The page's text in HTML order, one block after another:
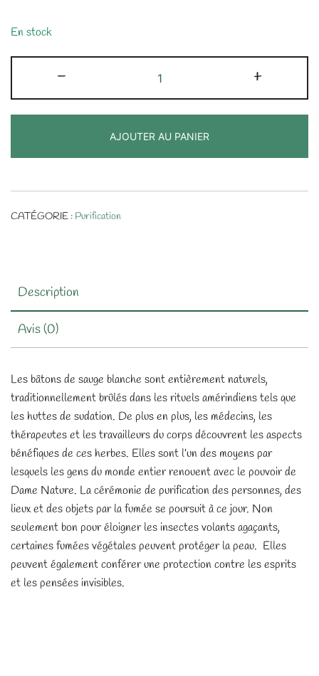
En stock
-
de
Sauge
de
Californie
+
AJOUTER AU PANIER
CATÉGORIE : Purification
Description
Avis (0)
Les bâtons de sauge blanche sont entièrement naturels,
traditionnellement brûlés dans les rituels amérindiens tels que
les huttes de sudation. De plus en plus, les médecins, les
thérapeutes et les travailleurs du corps découvrent les aspects
bénéfiques de ces herbes. Elles sont l’un des moyens par
lesquels les gens du monde entier renouent avec le pouvoir de
Dame Nature. La cérémonie de purification des personnes, des
lieux et des objets par la fumée se poursuit à ce jour. Non
seulement bon pour éloigner les insectes volants agaçants,
certaines fumées végétales peuvent protéger la peau. Elles
peuvent également conférer une protection contre les esprits
et les pensées invisibles.